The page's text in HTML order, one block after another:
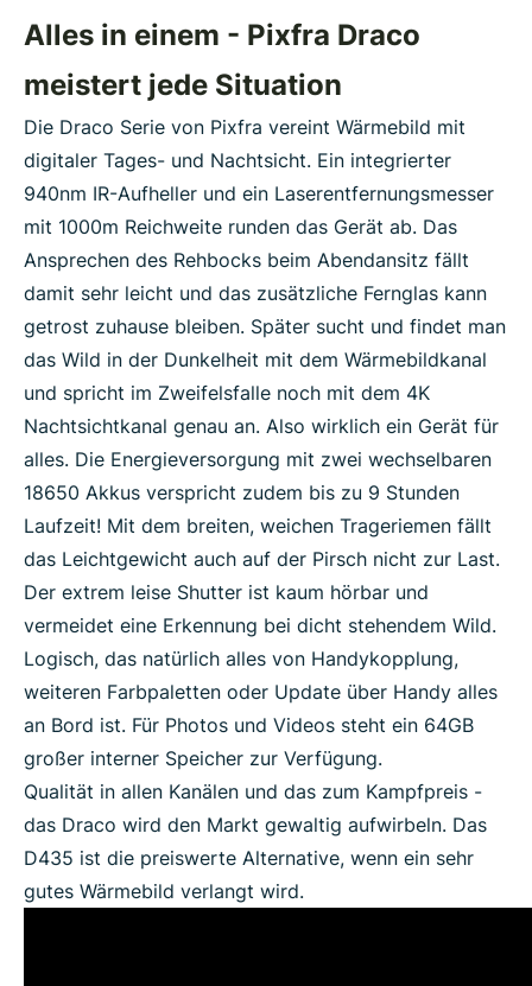
Alles in einem - Pixfra Draco
meistert jede Situation
Die Draco Serie von Pixfra vereint Wärmebild mit
digitaler Tages- und Nachtsicht. Ein integrierter
940nm IR-Aufheller und ein Laserentfernungsmesser
mit 1000m Reichweite runden das Gerät ab. Das
Ansprechen des Rehbocks beim Abendansitz fällt
damit sehr leicht und das zusätzliche Fernglas kann
getrost zuhause bleiben. Später sucht und findet man
das Wild in der Dunkelheit mit dem Wärmebildkanal
und spricht im Zweifelsfalle noch mit dem 4K
Nachtsichtkanal genau an. Also wirklich ein Gerät für
alles. Die Energieversorgung mit zwei wechselbaren
18650 Akkus verspricht zudem bis zu 9 Stunden
Laufzeit! Mit dem breiten, weichen Trageriemen fällt
das Leichtgewicht auch auf der Pirsch nicht zur Last.
Der extrem leise Shutter ist kaum hörbar und
vermeidet eine Erkennung bei dicht stehendem Wild.
Logisch, das natürlich alles von Handykopplung,
weiteren Farbpaletten oder Update über Handy alles
an Bord ist. Für Photos und Videos steht ein 64GB
großer interner Speicher zur Verfügung.
Qualität in allen Kanälen und das zum Kampfpreis -
das Draco wird den Markt gewaltig aufwirbeln. Das
D435 ist die preiswerte Alternative, wenn ein sehr
gutes Wärmebild verlangt wird.